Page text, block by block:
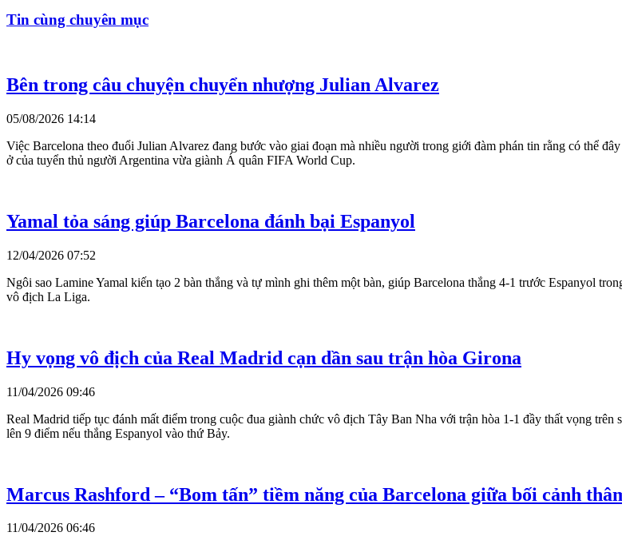
Tin cùng chuyên mục
Bên trong câu chuyện chuyển nhượng Julian Alvarez
05/08/2026 14:14
Việc Barcelona theo đuổi Julian Alvarez đang bước vào giai đoạn mà nhiều người trong giới đàm phán tin rằng có thể
ở của tuyển thủ người Argentina vừa giành Á quân FIFA World Cup.
Yamal tỏa sáng giúp Barcelona đánh bại Espanyol
12/04/2026 07:52
Ngôi sao Lamine Yamal kiến ​​tạo 2 bàn thắng và tự mình ghi thêm một bàn, giúp Barcelona thắng 4-1 trước Espanyol
vô địch La Liga.
Hy vọng vô địch của Real Madrid cạn dần sau trận hòa Girona
11/04/2026 09:46
Real Madrid tiếp tục đánh mất điểm trong cuộc đua giành chức vô địch Tây Ban Nha với trận hòa 1-1 đầy thất vọng
lên 9 điểm nếu thắng Espanyol vào thứ Bảy.
Marcus Rashford – “Bom tấn” tiềm năng của Barcelona giữa bối cảnh
11/04/2026 06:46